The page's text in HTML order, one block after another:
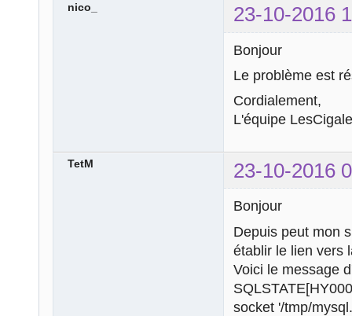
nico_ 23-10-2016
Bonjour
Le problème est
Cordialement,
L'équipe
TetM 23-10-2016
Bonjour
Depuis peut mon
établir le lien vers
Voici le message
socket '/tmp/